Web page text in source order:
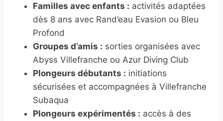
Familles avec enfants : activités adaptées
dès 8 ans avec Rand’eau Evasion ou Bleu
Profond
Groupes d’amis : sorties organisées avec
Abyss Villefranche ou Azur Diving Club
Plongeurs débutants : initiations
sécurisées et accompagnées à Villefranche
Subaqua
Plongeurs expérimentés : accès à des